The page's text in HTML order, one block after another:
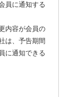
員に通知する
内容が会員の
は、予告期間
に通知できる